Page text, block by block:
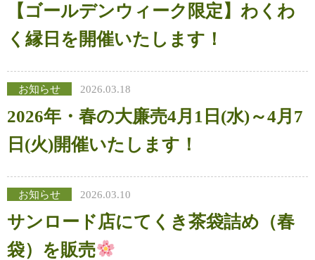
【ゴールデンウィーク限定】わくわ
く縁日を開催いたします！
お知らせ 2026.03.18
2026年・春の大廉売4月1日(水)～4月7
日(火)開催いたします！
お知らせ 2026.03.10
サンロード店にてくき茶袋詰め（春
袋）を販売